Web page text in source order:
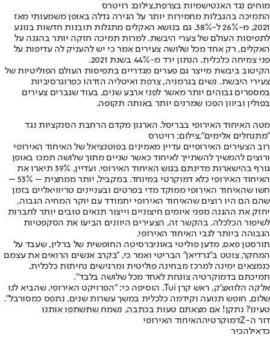
מוחים נגד האנטישמיות בצרפת,צילום: רויטרס
התמיכה בהגבלות מחמירות יותר על הגירה גדלה באופן משמעותי מאז
2021, מ-26% ל-38%. גם בנושא האקלים מתגלות תובנות חדשות בנוגע
לתפיסות העולם של צערי היבשת. למרות תמיכה חזקה יותר בהגנה על
האקלים, רק אחד מכל שלושה צעירים אמר כי יש להעניק לה עדיפות על
פני צמיחה כלכלית. הנתון ירד מ-44% בשנת 2021.
הקיטוב ביבשת מייצר גם פערים מגדריים בתפיסות העולם הפוליטיות של
צעירי היבשת. נשים בגרמניה, צרפת ואיטליה הזדהו כפרוגרסיביות
במספרים גבוהים יותר מאשר לפני ארבע שנים, בעוד שגברים צעירים
בפולין וביוון הפכו שמרנים יותר באותה תקופה.
מטה האיחוד האירופי בבריסל. הארגון מקדם הרחבת הסנקציות נגד
"מתנחלים אלימים",צילום: רויטרס
רוב הצעירים האירופיים עדיין מאמינים בפוטנציאל של האיחוד האירופי
ורוצים להמשיך להשתייך לאיחוד כאשר שניים מתוך שלושה תמכו באופן
גורף בהישארות מדינתם בגוש האיחוד האירופי. ועדיין, 39% תיארו את
האיחוד האירופי כלא דמוקרטי במיוחד. במקביל, יותר ממחצית – 53% –
חשו שהאיחוד האירופי ממוקד מדי בפרטים ובעניינים טריוויאליים בזמן
שהם הם היו רוצים שהאיחוד האירופי יתמודד עם יוקר המחיה הגבוה,
יחזק את ההגנה מפני איומים חיצוניים וייצור תנאים טובים יותר לחברות
לשיפור הכלכלה. בהקשר זה, הצעירים היוונים הביעו את הסקפטיות
הגבוהה ביותר לגבי האיחוד האירופי.
תורסטן פאס, מדען פוליטי באוניברסיטה החופשית של ברלין, שעבד על
המחקר, צוטט ב"גרדיאן" הבריטי ואמר כי, "בקרב אנשים הרואים את עצמם
כנמצאים ימינה למרכז מבחינה פוליטית ומרגישים נחיתות כלכלית,
תמיכתם בדמוקרטיה צונחת לאחד מכל שלושה בלבד".
אלקה הלוואצ'ק, ראש קרן Tui, הוסיפה כי: "הפרויקט האירופי, שהביא לנו
שלום, חופש תנועה וקידמה כלכלית במשך עשרות שנים, נתפס כמסורבל".
טעינו? נתקן! אם מצאתם טעות בכתבה, נשמח שתשתפו אותנו
דור ה-Z דמוקרטיההאיחוד האירופי
כדאילהכיר